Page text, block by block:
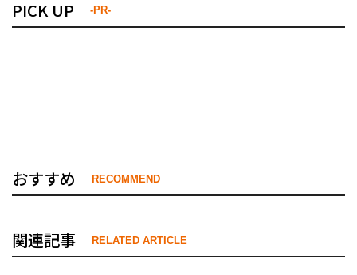
PICK UP -PR-
おすすめ RECOMMEND
関連記事 RELATED ARTICLE